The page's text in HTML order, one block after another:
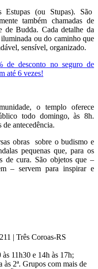
Estupas (ou Stupas). São
também chamadas de
de Budda. Cada detalhe da
ou do caminho que
sensível, organizado.
de desconto no seguro de
até 6 vezes!
o templo oferece
todo domingo, às 8h.
antecedência.
obras sobre o budismo e
pequenas que, para os
de cura. São objetos que –
– servem para inspirar e
| Três Coroas-RS
às 11h30 e 14h às 17h;
às 2ª. Grupos com mais de